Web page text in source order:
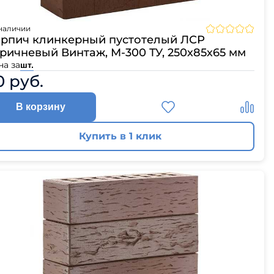
клинкерный пустотелый ЛСР
Винтаж, М-300 ТУ, 250х85х65 мм
зашт.
руб.
В корзину
Купить в 1 клик